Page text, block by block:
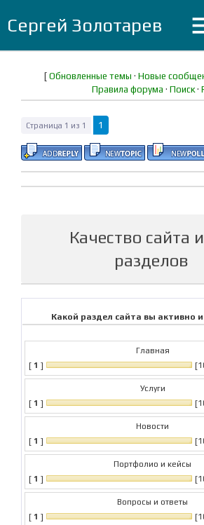
Сергей Золотарев
[ Обновленные темы · Новые
Правила форума · Поиск ·
Страница 1 из 1 1
Качество сайта
разделов
Какой раздел сайта вы активно
Главная
[ 1 ]
Услуги
[ 1 ]
Новости
[ 1 ]
Портфолио и кейсы
[ 1 ]
Вопросы и ответы
[ 1 ]